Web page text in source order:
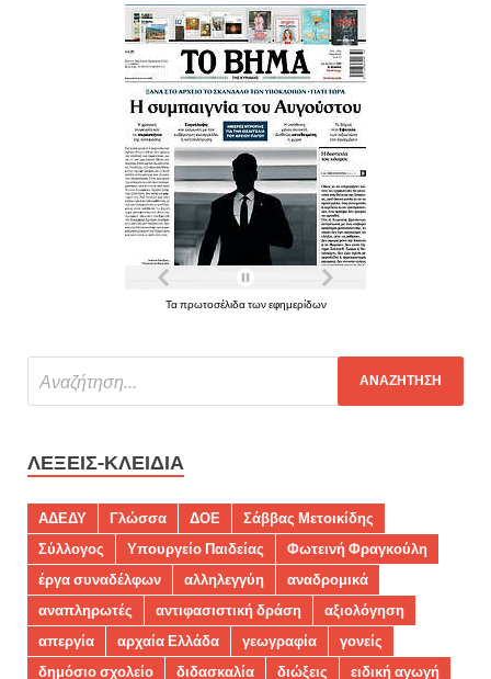
Τα πρωτοσέλιδα των εφημερίδων
ΛΈΞΕΙΣ-ΚΛΕΙΔΙΆ
ΑΔΕΔΥ Γλώσσα ΔΟΕ
Σάββας Μετοικίδης
Σύλλογος
Υπουργείο Παιδείας
Φωτεινή Φραγκούλη
έργα συναδέλφων
αλληλεγγύη
αναδρομικά
αναπληρωτές
αντιφασιστική δράση
αξιολόγηση
απεργία
αρχαία Ελλάδα γεωγραφία
γονείς
δημόσιο σχολείο
διδασκαλία διώξεις
ειδική αγωγή